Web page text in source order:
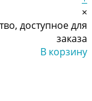
×
доступное для
заказа
В корзину